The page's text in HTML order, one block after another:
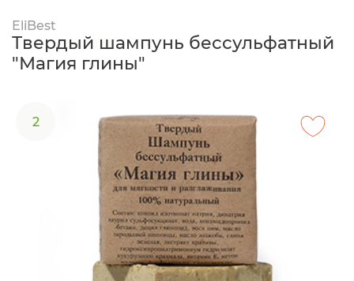
EliBest
Твердый шампунь бессульфатный
"Магия глины"
2